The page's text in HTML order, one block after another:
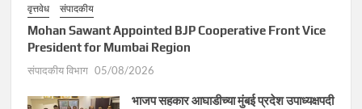
वृत्तवेध संपादकीय
Mohan Sawant Appointed BJP Cooperative Front Vice
President for Mumbai Region
संपादकीय विभाग 05/08/2026
भाजप सहकार आघाडीच्या मुंबई प्रदेश उपाध्यक्षपदी